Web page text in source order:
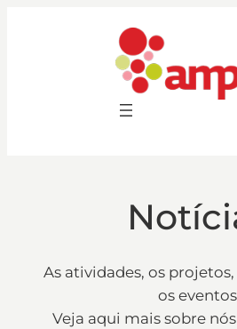
As atividades, os
os
Veja aqui mais sobre